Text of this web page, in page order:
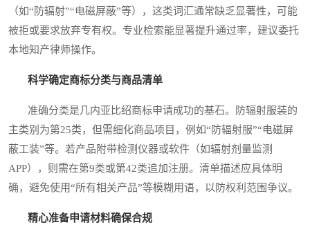
（如“防辐射”“电磁屏蔽”等），这类词汇通常缺乏显著性，可能
被拒或要求放弃专有权。专业检索能显著提升通过率，建议委托
本地知产律师操作。
科学确定商标分类与商品清单
准确分类是几内亚比绍商标申请成功的基石。防辐射服装的
主类别为第25类，但需细化商品项目，例如“防辐射服”“电磁屏
蔽工装”等。若产品附带检测仪器或软件（如辐射剂量监测
APP），则需在第9类或第42类追加注册。清单描述应具体明
确，避免使用“所有相关产品”等模糊用语，以防权利范围争议。
精心准备申请材料确保合规